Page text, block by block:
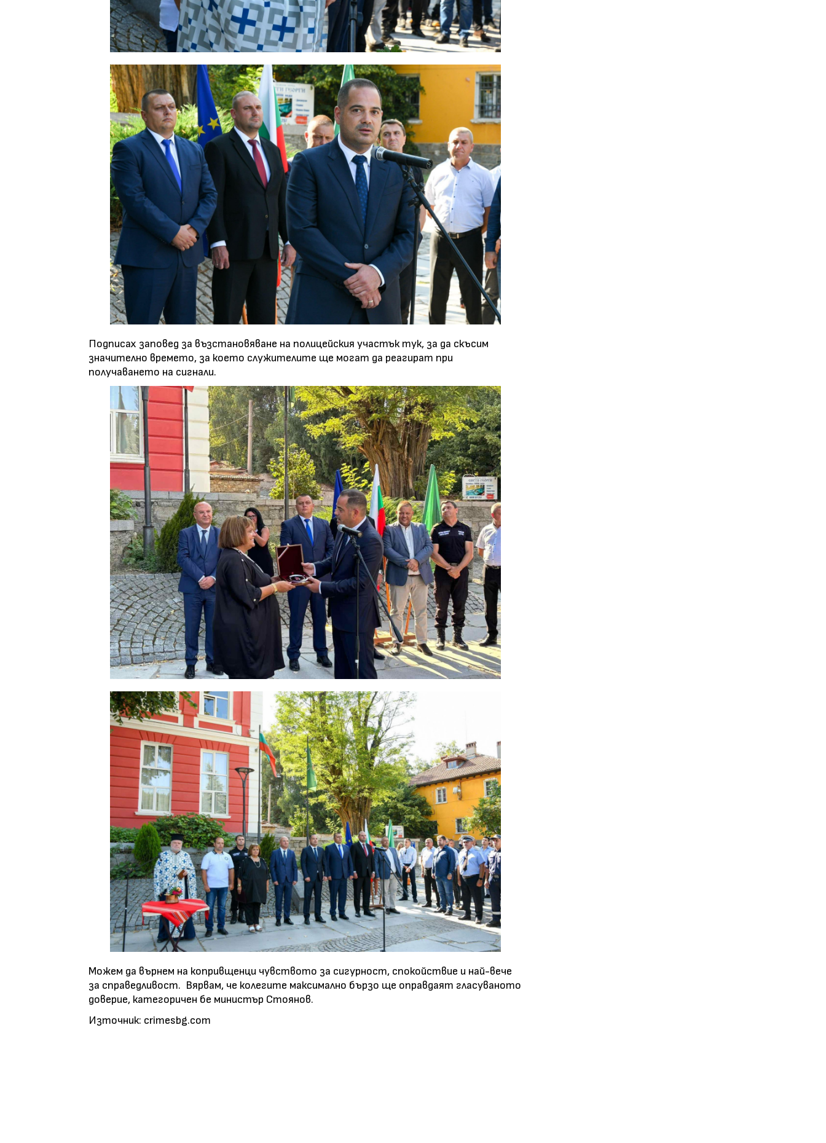
Подписах заповед за възстановяване на полицейския участък тук, за да скъсим
значително времето, за което служителите ще могат да реагират при
получаването на сигнали.
Можем да върнем на копривщенци чувството за сигурност, спокойствие и най-вече
за справедливост. Вярвам, че колегите максимално бързо ще оправдаят гласуваното
доверие, категоричен бе министър Стоянов.
Източник: crimesbg.com